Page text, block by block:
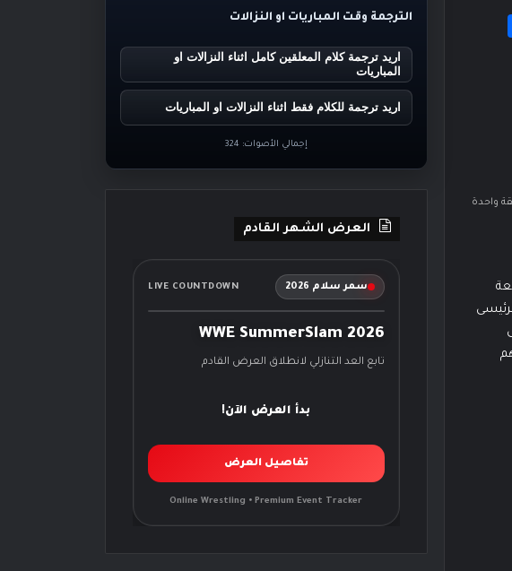
واحدة
الترجمة وقت المباريات او النزالات
اريد ترجمة كلام المعلقين كامل اثناء النزالات او
المباريات
اريد ترجمة للكلام فقط اثناء النزالات او المباريات
إجمالي الأصوات: 324
العرض الشهر القادم
سمر سلام 2026 LIVE COUNTDOWN
WWE SummerSlam 2026
تابع العد التنازلي لانطلاق العرض القادم
بدأ العرض الآن!
تفاصيل العرض
Online Wrestling • Premium Event Tracker